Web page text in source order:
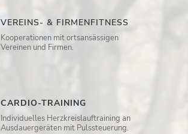
VEREINS- & FIRMENFITNESS
Kooperationen mit ortsansässigen
Vereinen und Firmen.
CARDIO-TRAINING
Individuelles Herzkreislauftraining an
Ausdauergeräten mit Pulssteuerung.